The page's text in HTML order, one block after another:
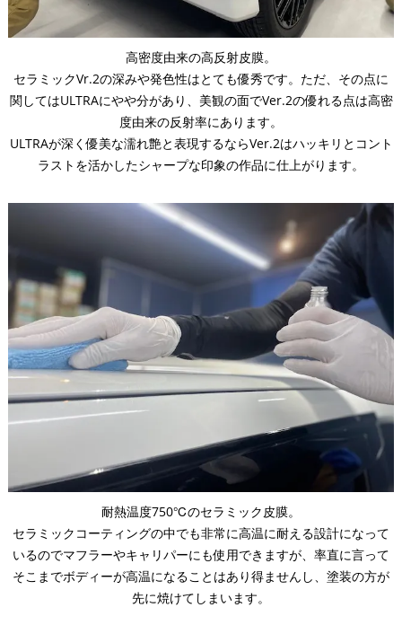
高密度由来の高反射皮膜。
セラミックVr.2の深みや発色性はとても優秀です。ただ、その点に
関してはULTRAにやや分があり、美観の面でVer.2の優れる点は高密
度由来の反射率にあります。
ULTRAが深く優美な濡れ艶と表現するならVer.2はハッキリとコント
ラストを活かしたシャープな印象の作品に仕上がります。
耐熱温度750℃のセラミック皮膜。
セラミックコーティングの中でも非常に高温に耐える設計になって
いるのでマフラーやキャリパーにも使用できますが、率直に言って
そこまでボディーが高温になることはあり得ませんし、塗装の方が
先に焼けてしまいます。